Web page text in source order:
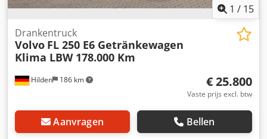
1 / 15
Hilden 186 km
Drankentruck
Volvo FL 250 E6 Getränkewagen
Klima LBW 178.000 Km
€ 25.800
Vaste prijs excl. btw
Aanvragen Bellen